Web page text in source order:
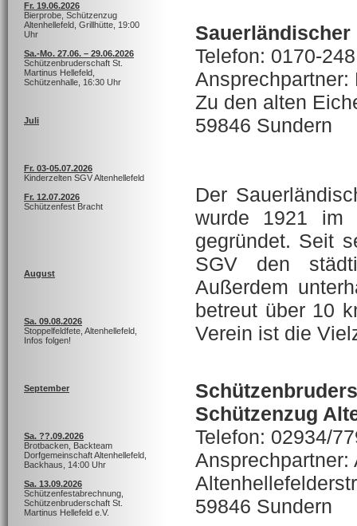
Fr. 19.06.2026
Bierprobe, Schützenzug
Altenhellefeld, Grillhütte, 19:00
Uhr
Sa.-Mo. 27.06. – 29.06.2026
Schützenbruderschaft St.
Martinus Hellefeld,
Schützenhalle, 16:30 Uhr
Juli
Fr. 03-05.07.2026
Kinderzelten SGV Altenhellefeld
Fr. 12.07.2026
Schützenfest Bracht
August
Sa. 09.08.2026
Stoppelfeldfete, Altenhellefeld,
Infos folgen!
September
Sa. ??.09.2026
Brotbacken, Backteam
Dorfgemeinschaft Altenhellefeld,
Backhaus, 14:00 Uhr
Sa. 13.09.2026
Schützenfestabrechnung,
Schützenbruderschaft St.
Martinus Hellefeld e.V.
Telefon: 0170-
Ansprechpartner:
Zu den alten
59846 Sundern
Der
wurde 1921 im
gegründet. Seit
SGV den
Außerdem
betreut über 10
Verein ist die
Schützenzug
Telefon: 02934/
Ansprechpartner:
59846 Sundern